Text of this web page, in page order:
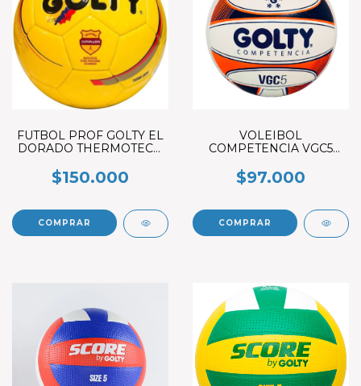
FUTBOL PROF GOLTY EL
DORADO THERMOTECH
$150.000
VOLEIBOL
COMPETENCIA VGC5
$97.000